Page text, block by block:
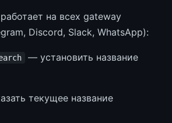
работает на всех gateway
Discord, Slack, WhatsApp):
— установить название
текущее название